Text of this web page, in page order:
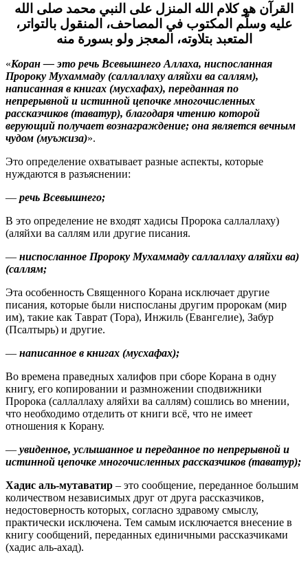
القرآن هو كلام الله المنزل على النبي محمد صلى الله
عليه وسلّم المكتوب في المصاحف، المنقول بالتواتر،
المتعبد بتلاوته، المعجز ولو بسورة منه
«Коран — это речь Всевышнего Аллаха, ниспосланная
Пророку Мухаммаду
(саллаллаху аляйхи ва саллям),
написанная в книгах (мусхафах), переданная по
непрерывной и истинной цепочке многочисленных
рассказчиков (таватур), благодаря чтению которой
верующий получает вознаграждение; она является вечным
чудом (муъжиза)».
Это определение охватывает разные аспекты, которые
нуждаются в разъяснении:
— речь Всевышнего;
В это определение не входят хадисы Пророка (саллаллаху
аляйхи ва саллям) или другие писания.
— ниспосланное Пророку Мухаммаду (саллаллаху аляйхи ва
саллям);
Эта особенность Священного Корана исключает другие
писания, которые были ниспосланы другим пророкам (мир
им), такие как Таврат (Тора), Инжиль (Евангелие), Забур
(Псалтырь) и другие.
— написанное в книгах (мусхафах);
Во времена праведных халифов при сборе Корана в одну
книгу, его копировании и размножении сподвижники
Пророка
(саллаллаху аляйхи ва саллям) сошлись во мнении,
что необходимо отделить от книги всё, что не имеет
отношения к Корану.
— увиденное, услышанное и переданное по непрерывной и
истинной цепочке многочисленных рассказчиков (таватур);
Хадис аль-мутаватир – это сообщение, переданное большим
количеством независимых друг от друга рассказчиков,
недостоверность которых, согласно здравому смыслу,
практически исключена. Тем самым исключается внесение в
книгу сообщений, переданных единичными рассказчиками
(хадис аль-ахад).